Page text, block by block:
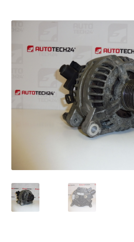
Paiements
Politique de confidentialité
Procédure de Réclamation